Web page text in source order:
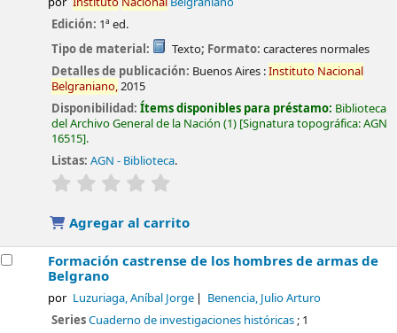
Edición: 1ª ed.
Tipo de material:
Texto; Formato: caracteres normales
Detalles de publicación: Buenos Aires :Instituto Nacional
Belgraniano,2015
Disponibilidad:Ítems disponibles para préstamo: Biblioteca
del Archivo General de la Nación (1) Signatura topográfica:AGN
16515 .
Listas: AGN - Biblioteca.
valoración
Agregar al carrito
Formación castrense de los hombres de armas de
Belgrano
por Luzuriaga, Aníbal Jorge Benencia, Julio Arturo
SeriesCuaderno de investigaciones históricas; 1